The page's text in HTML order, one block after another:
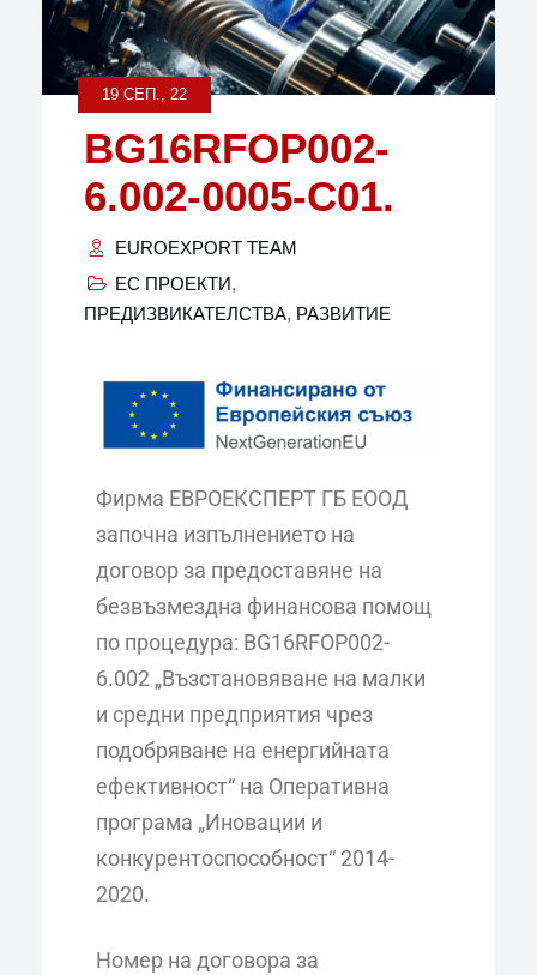
19 СЕП., 22
BG16RFOP002-
6.002-0005-C01.
EUROEXPORT TEAM
ЕС ПРОЕКТИ,
ПРЕДИЗВИКАТЕЛСТВА, РАЗВИТИЕ
Фирма ЕВРОЕКСПЕРТ ГБ ЕООД
започна изпълнението на
договор за предоставяне на
безвъзмездна финансова помощ
по процедура: BG16RFOP002-
6.002 „Възстановяване на малки
и средни предприятия чрез
подобряване на енергийната
ефективност“ на Оперативна
програма „Иновации и
конкурентоспособност“ 2014-
2020.
Номер на договора за